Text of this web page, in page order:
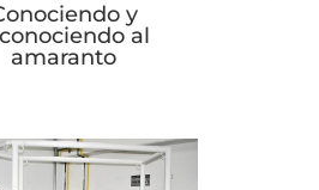
y
al
amaranto